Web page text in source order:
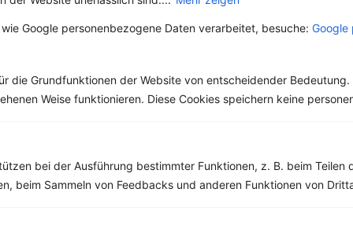
Google personenbezogene Daten verarbeitet, besuche: Google
die Grundfunktionen der Website von entscheidender Bedeutung.
Weise funktionieren. Diese Cookies speichern keine
bei der Ausführung bestimmter Funktionen, z. B. beim Teilen
beim Sammeln von Feedbacks und anderen Funktionen von
Alle Themen
Abnehmen
Gesunde Küche
High Protein